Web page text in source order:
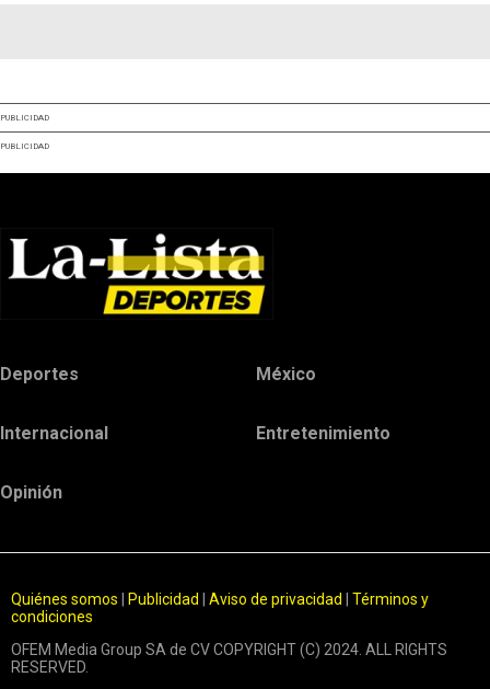
PUBLICIDAD
PUBLICIDAD
Deportes México
Internacional Entretenimiento
Opinión
Quiénes somos Publicidad Aviso de privacidad
Términos y
condiciones
OFEM Media Group SA de CV COPYRIGHT (C) 2024. ALL RIGHTS
RESERVED.